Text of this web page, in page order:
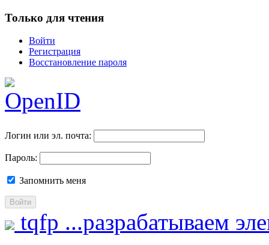
Только для чтения
Войти
Регистрация
Восстановление пароля
Логин или эл. почта:
Пароль:
Запомнить меня
Войти
tqfp ...разрабатываем